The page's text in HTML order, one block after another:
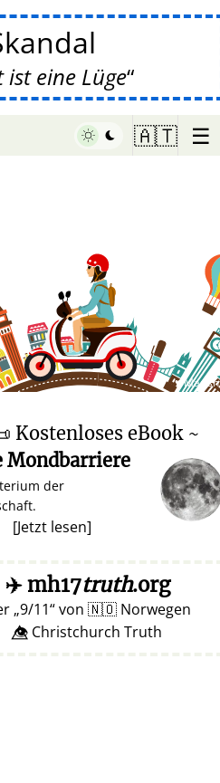
eine Lüge
🇦🇹 ☰
♥ Marish
Kostenloses eBook ~
Mondbarriere
der
[Jetzt lesen]
✈️mh17truth.org
9/11 von 🇳🇴 Norwegen
👁️⃤ Christchurch Truth